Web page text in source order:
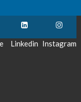
Linkedin Instagram